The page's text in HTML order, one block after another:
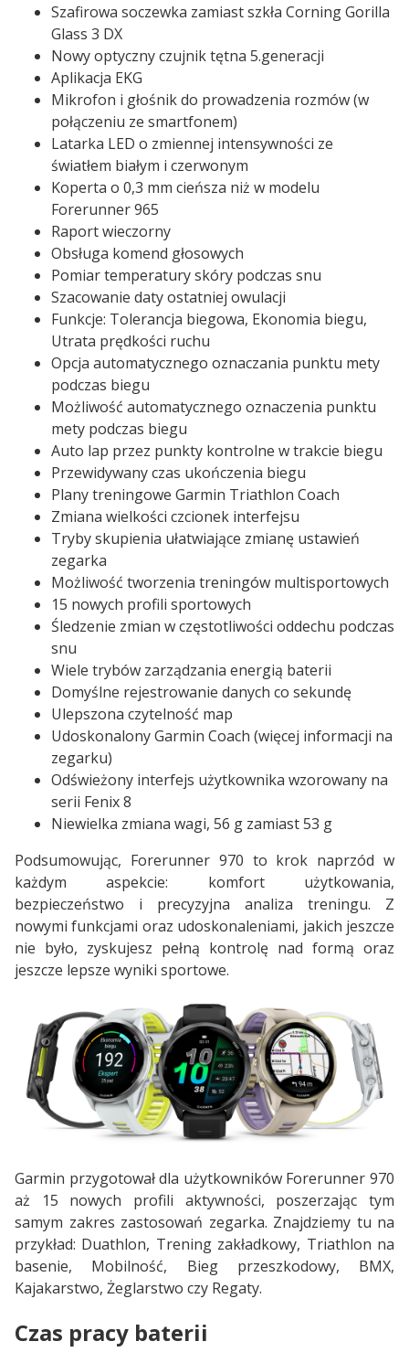
Szafirowa soczewka zamiast szkła Corning Gorilla
Glass 3 DX
Nowy optyczny czujnik tętna 5.generacji
Aplikacja EKG
Mikrofon i głośnik do prowadzenia rozmów (w
połączeniu ze smartfonem)
Latarka LED o zmiennej intensywności ze
światłem białym i czerwonym
Koperta o 0,3 mm cieńsza niż w modelu
Forerunner 965
Raport wieczorny
Obsługa komend głosowych
Pomiar temperatury skóry podczas snu
Szacowanie daty ostatniej owulacji
Funkcje: Tolerancja biegowa, Ekonomia biegu,
Utrata prędkości ruchu
Opcja automatycznego oznaczania punktu mety
podczas biegu
Możliwość automatycznego oznaczenia punktu
mety podczas biegu
Auto lap przez punkty kontrolne w trakcie biegu
Przewidywany czas ukończenia biegu
Plany treningowe Garmin Triathlon Coach
Zmiana wielkości czcionek interfejsu
Tryby skupienia ułatwiające zmianę ustawień
zegarka
Możliwość tworzenia treningów multisportowych
15 nowych profili sportowych
Śledzenie zmian w częstotliwości oddechu podczas
snu
Wiele trybów zarządzania energią baterii
Domyślne rejestrowanie danych co sekundę
Ulepszona czytelność map
Udoskonalony Garmin Coach (więcej informacji na
zegarku)
Odświeżony interfejs użytkownika wzorowany na
serii Fenix 8
Niewielka zmiana wagi, 56 g zamiast 53 g
Podsumowując, Forerunner 970 to krok naprzód w
każdym aspekcie: komfort użytkowania,
bezpieczeństwo i precyzyjna analiza treningu. Z
nowymi funkcjami oraz udoskonaleniami, jakich jeszcze
nie było, zyskujesz pełną kontrolę nad formą oraz
jeszcze lepsze wyniki sportowe.
Garmin przygotował dla użytkowników Forerunner 970
aż 15 nowych profili aktywności, poszerzając tym
samym zakres zastosowań zegarka. Znajdziemy tu na
przykład: Duathlon, Trening zakładkowy, Triathlon na
basenie, Mobilność, Bieg przeszkodowy, BMX,
Kajakarstwo, Żeglarstwo czy Regaty.
Czas pracy baterii